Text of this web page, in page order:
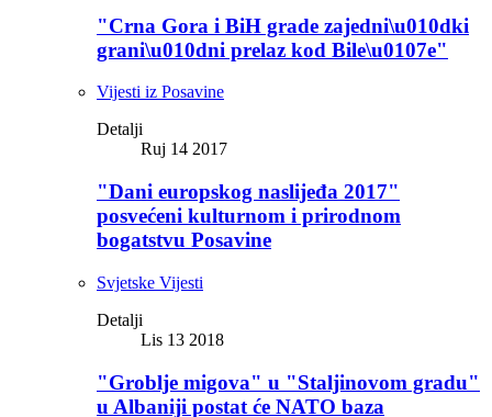
"Crna Gora i BiH grade zajedni\u010dki
grani\u010dni prelaz kod Bile\u0107e"
Vijesti iz Posavine
Detalji
Ruj 14 2017
"Dani europskog naslijeđa 2017"
posvećeni kulturnom i prirodnom
bogatstvu Posavine
Svjetske Vijesti
Detalji
Lis 13 2018
"Groblje migova" u "Staljinovom gradu"
u Albaniji postat će NATO baza